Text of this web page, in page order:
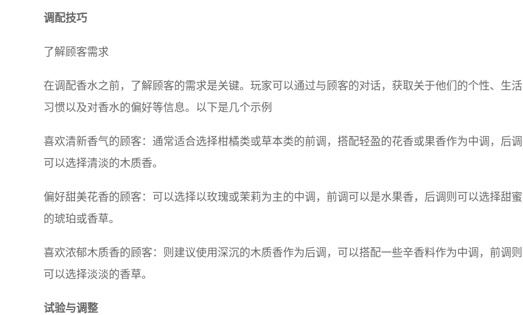
调配技巧
了解顾客需求
在调配香水之前，了解顾客的需求是关键。玩家可以通过与顾客的对话，获取关于他们的个性、生活
习惯以及对香水的偏好等信息。以下是几个示例
喜欢清新香气的顾客：通常适合选择柑橘类或草本类的前调，搭配轻盈的花香或果香作为中调，后调
可以选择清淡的木质香。
偏好甜美花香的顾客：可以选择以玫瑰或茉莉为主的中调，前调可以是水果香，后调则可以选择甜蜜
的琥珀或香草。
喜欢浓郁木质香的顾客：则建议使用深沉的木质香作为后调，可以搭配一些辛香料作为中调，前调则
可以选择淡淡的香草。
试验与调整